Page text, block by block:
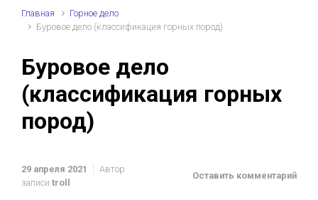
Главная
Горное дело
Буровое дело (классификация горных пород)
Буровое дело
(классификация горных
пород)
29 апреля 2021
Автор
записи troll
Оставить комментарий